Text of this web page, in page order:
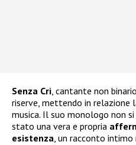
Senza Cri, cantante non
riserve, mettendo in relazione
musica. Il suo monologo non
stato una vera e propria
esistenza, un racconto